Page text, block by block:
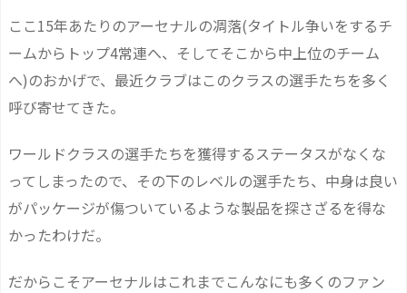
ここ15年あたりのアーセナルの凋落(タイトル争いをするチ
ームからトップ4常連へ、そしてそこから中上位のチーム
へ)のおかげで、最近クラブはこのクラスの選手たちを多く
呼び寄せてきた。
ワールドクラスの選手たちを獲得するステータスがなくな
ってしまったので、その下のレベルの選手たち、中身は良い
がパッケージが傷ついているような製品を探さざるを得な
かったわけだ。
だからこそアーセナルはこれまでこんなにも多くのファン